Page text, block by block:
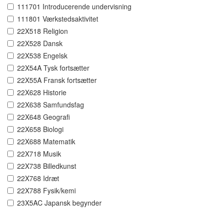
111701 Introducerende undervisning
111801 Værkstedsaktivitet
22X518 Religion
22X528 Dansk
22X538 Engelsk
22X54A Tysk fortsætter
22X55A Fransk fortsætter
22X628 Historie
22X638 Samfundsfag
22X648 Geografi
22X658 Biologi
22X688 Matematik
22X718 Musik
22X738 Billedkunst
22X768 Idræt
22X788 Fysik/kemi
23X5AC Japansk begynder